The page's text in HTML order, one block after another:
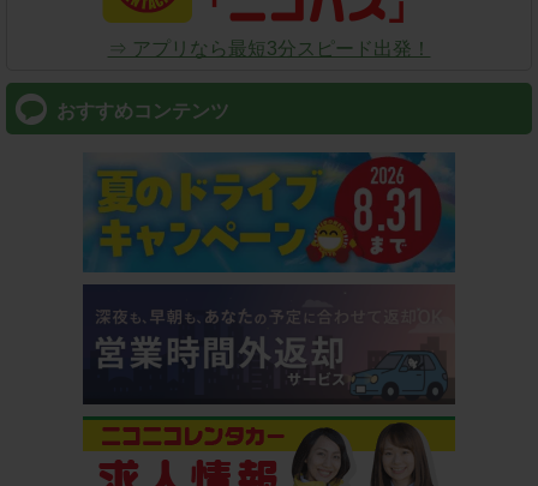
⇒ アプリなら最短3分スピード出発！
おすすめコンテンツ